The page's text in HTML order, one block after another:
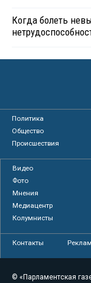
Когда болеть
Политика
Общество
Происшествия
Видео
Фото
Мнения
Медиацентр
Колумнисты
Контакты
© «Парламентская